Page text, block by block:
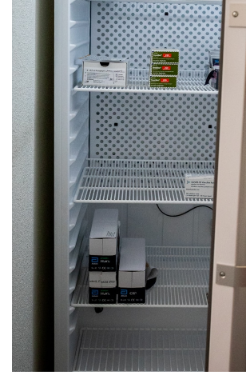
PRAKTIJKZAKEN
TARIEVEN
VPHUISARTSEN
MEDISCHE VAKHANDEL
INLOGGEN
REGISTRATIE